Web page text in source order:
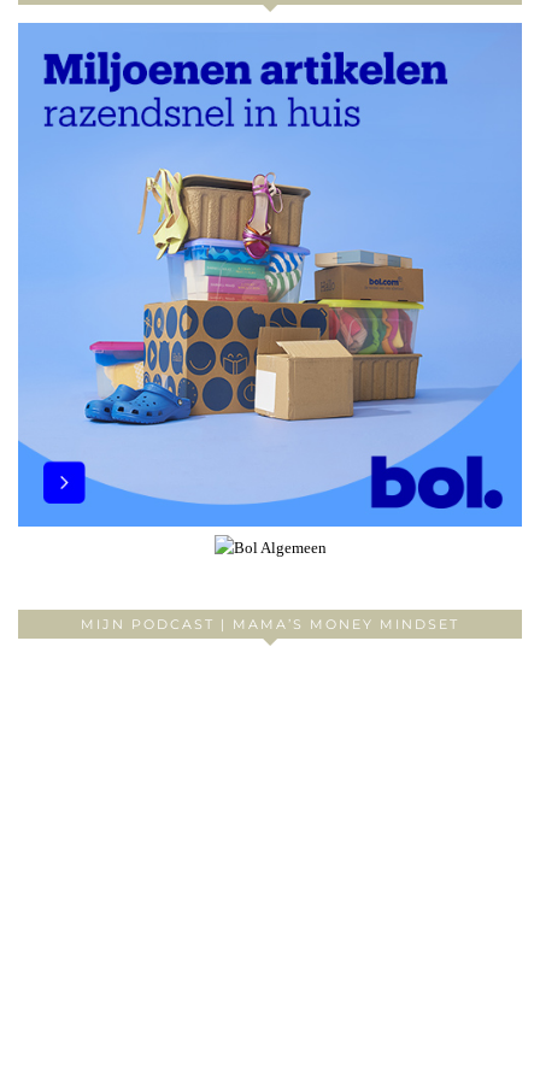
MIJN PODCAST | MAMA’S MONEY MINDSET